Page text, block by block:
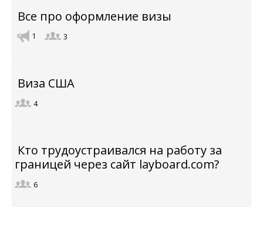
Все про оформление визы
1 3
Виза США
4
Кто трудоустраивался на работу за
границей через сайт layboard.com?
6